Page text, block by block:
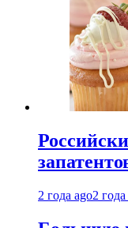
2 года ago2